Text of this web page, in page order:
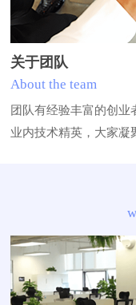
关于团队
About the team
团队有经验丰富的创
业内技术精英，大家凝